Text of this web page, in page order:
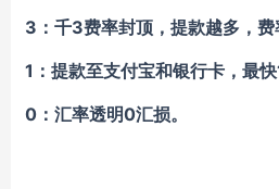
3：千3费率封顶，提款越多，费
1：提款至支付宝和银行卡，最快
0：汇率透明0汇损。